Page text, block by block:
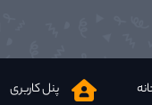
پنل کاربری